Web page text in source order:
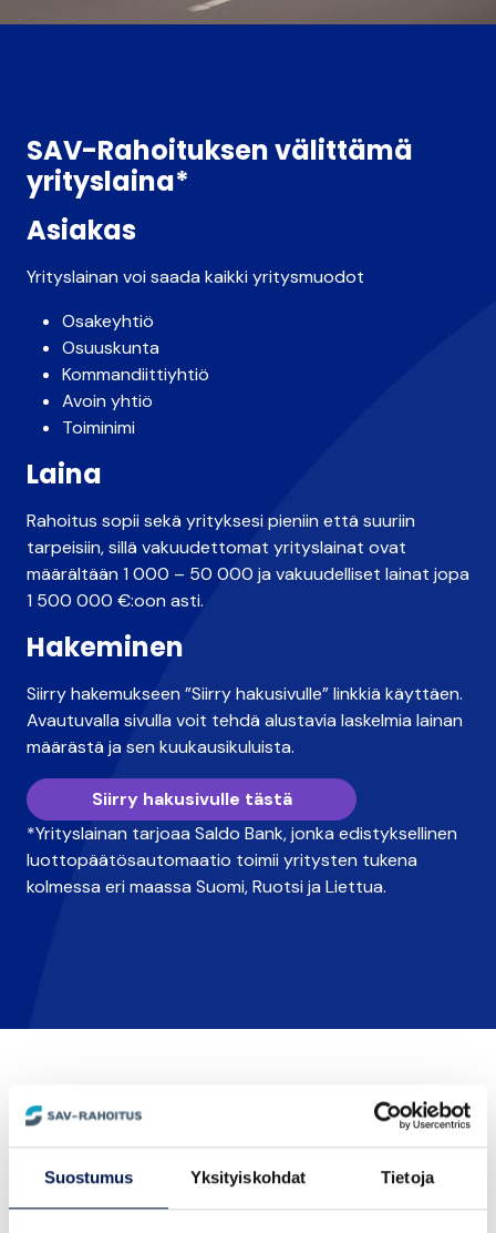
Suostumus Yksityiskohdat Tietoja
SAV-Rahoituksen välittämä
yrityslaina*
Asiakas
Yrityslainan voi saada kaikki yritysmuodot
Osakeyhtiö
Osuuskunta
Kommandiittiyhtiö
Avoin yhtiö
Toiminimi
Laina
Rahoitus sopii sekä yrityksesi pieniin että suuriin
tarpeisiin, sillä vakuudettomat yrityslainat ovat
määrältään 1 000 – 50 000 ja vakuudelliset lainat jopa
1 500 000 €:oon asti.
Hakeminen
Siirry hakemukseen ”Siirry hakusivulle” linkkiä käyttäen.
Avautuvalla sivulla voit tehdä alustavia laskelmia lainan
määrästä ja sen kuukausikuluista.
Siirry hakusivulle tästä
*Yrityslainan tarjoaa Saldo Bank, jonka edistyksellinen
luottopäätösautomaatio toimii yritysten tukena
kolmessa eri maassa Suomi, Ruotsi ja Liettua.